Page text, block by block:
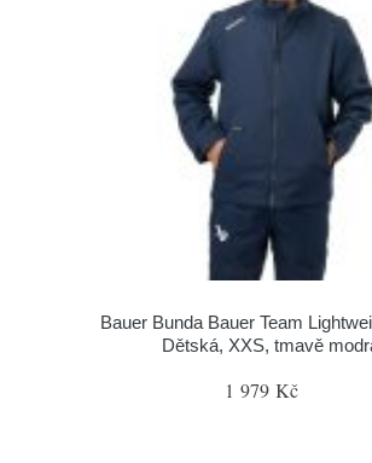
Bauer Bunda Bauer Team
Dětská, XXS, tmavě
1 979 Kč